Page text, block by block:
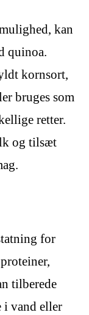
kan
quinoa.
kornsort,
bruges som
retter.
og tilsæt
for
tilberede
i vand eller